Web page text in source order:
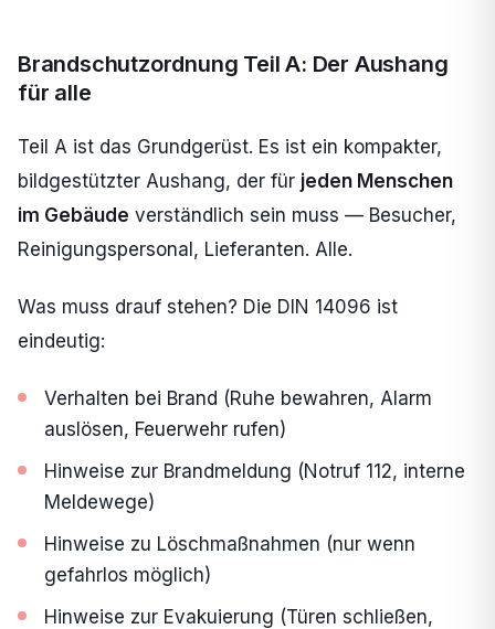
Brandschutzordnung Teil A: Der Aushang
für alle
Teil A ist das Grundgerüst. Es ist ein kompakter,
bildgestützter Aushang, der für jeden Menschen
im Gebäude verständlich sein muss — Besucher,
Reinigungspersonal, Lieferanten. Alle.
Was muss drauf stehen? Die DIN 14096 ist
eindeutig:
Verhalten bei Brand (Ruhe bewahren, Alarm
auslösen, Feuerwehr rufen)
Hinweise zur Brandmeldung (Notruf 112, interne
Meldewege)
Hinweise zu Löschmaßnahmen (nur wenn
gefahrlos möglich)
Hinweise zur Evakuierung (Türen schließen,